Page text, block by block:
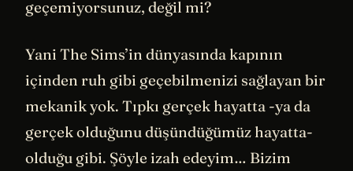
geçemiyorsunuz, değil mi?
Yani The Sims’in dünyasında kapının
içinden ruh gibi geçebilmenizi sağlayan bir
mekanik yok. Tıpkı gerçek hayatta -ya da
gerçek olduğunu düşündüğümüz hayatta-
olduğu gibi. Şöyle izah edeyim… Bizim